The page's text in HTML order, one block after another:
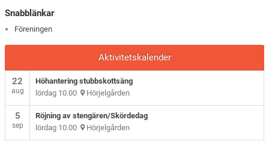
Snabblänkar
Föreningen
Aktivitetskalender
22
aug
Höhantering stubbskottsäng
lördag 10.00 Hörjelgården
5
sep
Röjning av stengären/Skördedag
lördag 10.00 Hörjelgården